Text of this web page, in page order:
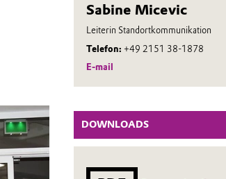
Sabine Micevic
Leiterin Standortkommunikation
Telefon: +49 2151 38-1878
E-mail
DOWNLOADS